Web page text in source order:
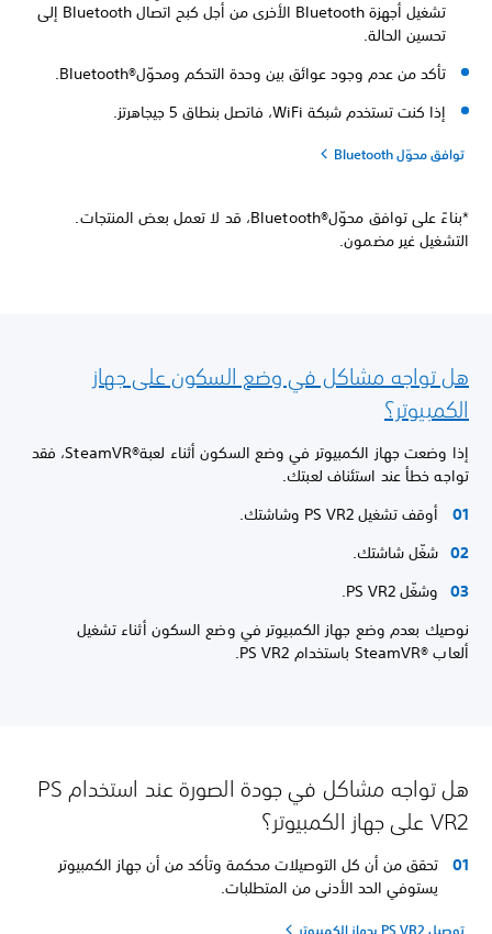
تشغيل أجهزة Bluetooth الأخرى من أجل كبح اتصال Bluetooth إلى
تحسين الحالة.
تأكد من عدم وجود عوائق بين وحدة التحكم ومحوّلBluetooth®‎.
إذا كنت تستخدم شبكة WiFi، فاتصل بنطاق 5 جيجاهرتز.
توافق محوّل Bluetooth
*بناءً على توافق محوّلBluetooth®‎، قد لا تعمل بعض المنتجات.
التشغيل غير مضمون.
هل تواجه مشاكل في وضع السكون على جهاز
الكمبيوتر؟
إذا وضعت جهاز الكمبيوتر في وضع السكون أثناء لعبةSteamVR®‎، فقد
تواجه خطأ عند استئناف لعبتك.
أوقف تشغيل PS VR2 وشاشتك.
شغّل شاشتك.
وشغّل PS VR2.
نوصيك بعدم وضع جهاز الكمبيوتر في وضع السكون أثناء تشغيل
ألعاب SteamVR®‎ باستخدام PS VR2.
هل تواجه مشاكل في جودة الصورة عند استخدام PS
VR2 على جهاز الكمبيوتر؟
تحقق من أن كل التوصيلات محكمة وتأكد من أن جهاز الكمبيوتر
يستوفي الحد الأدنى من المتطلبات.
توصيل PS VR2 بجهاز الكمبيوتر